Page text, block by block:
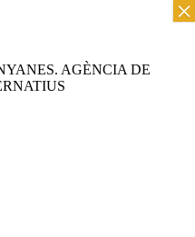
AGÈNCIA DE
×